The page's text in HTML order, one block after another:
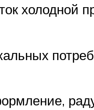
холодной